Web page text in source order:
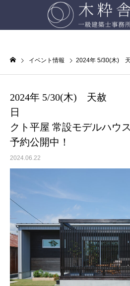
イベント情報 2024年 5/30(木) 天赦日 コンパク
2024年 5/30(木) 天赦
日 コ
クト平屋 常設モデ
予約公開中！
2024.06.22